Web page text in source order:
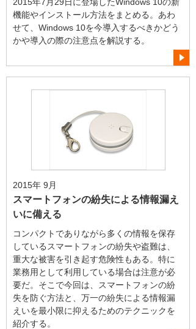
機能やインストール方法をまとめる。あわ
せて、Windows 10を今導入するべきかどう
かや導入の際の注意点を解説する。
2015年 9月
スマートフォンの紛失による情報漏え
いに備える
コンパクトでありながら多くの情報を保存
しているスマートフォンの紛失や盗難は、
重大な被害を引き起す危険性もある。特に
業務用として利用している場合は注意が必
要だ。そこで今回は、スマートフォンの紛
失を防ぐ方法と、万一の紛失による情報漏
えいを最小限に抑えるためのテクニックを
紹介する。